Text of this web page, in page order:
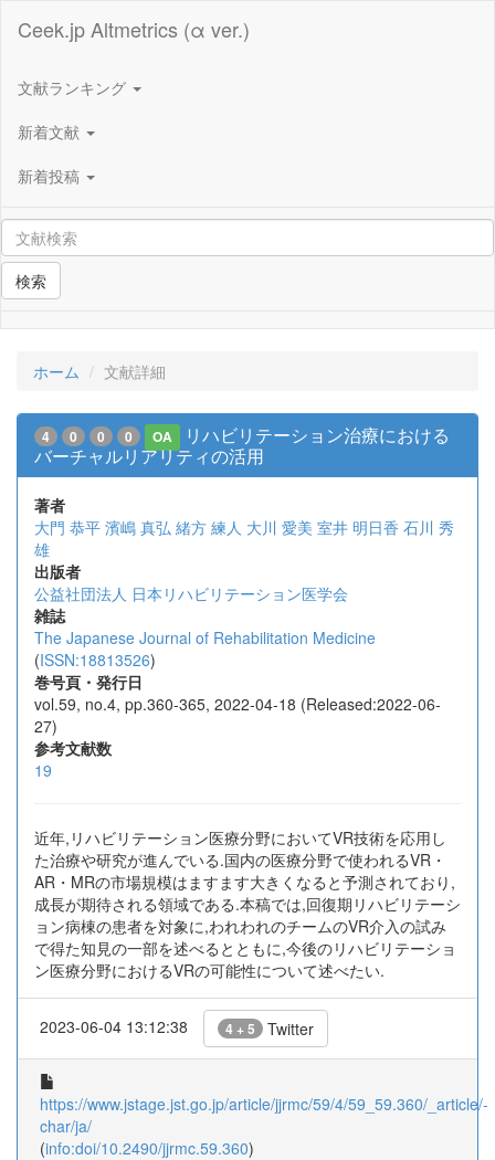
Ceek.jp Altmetrics (α ver.)
文献ランキング
新着文献
新着投稿
検索
ホーム 文献詳細
4 0 0 0 OA
リハビリテーション治療における
バーチャルリアリティの活用
著者
大門 恭平 濱嶋 真弘 緒方 練人 大川 愛美 室井 明日香 石川 秀
雄
出版者
公益社団法人 日本リハビリテーション医学会
雑誌
The Japanese Journal of Rehabilitation Medicine
(ISSN:18813526)
巻号頁・発行日
vol.59, no.4, pp.360-365, 2022-04-18 (Released:2022-06-
27)
参考文献数
19
近年,リハビリテーション医療分野においてVR技術を応用し
た治療や研究が進んでいる.国内の医療分野で使われるVR・
AR・MRの市場規模はますます大きくなると予測されており,
成長が期待される領域である.本稿では,回復期リハビリテーシ
ョン病棟の患者を対象に,われわれのチームのVR介入の試み
で得た知見の一部を述べるとともに,今後のリハビリテーショ
ン医療分野におけるVRの可能性について述べたい.
2023-06-04 13:12:38 4 + 5 Twitter
https://www.jstage.jst.go.jp/article/jjrmc/59/4/59_59.360/_article/-
char/ja/
(info:doi/10.2490/jjrmc.59.360)